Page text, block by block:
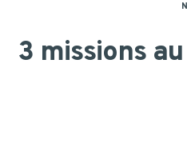
3 missions au